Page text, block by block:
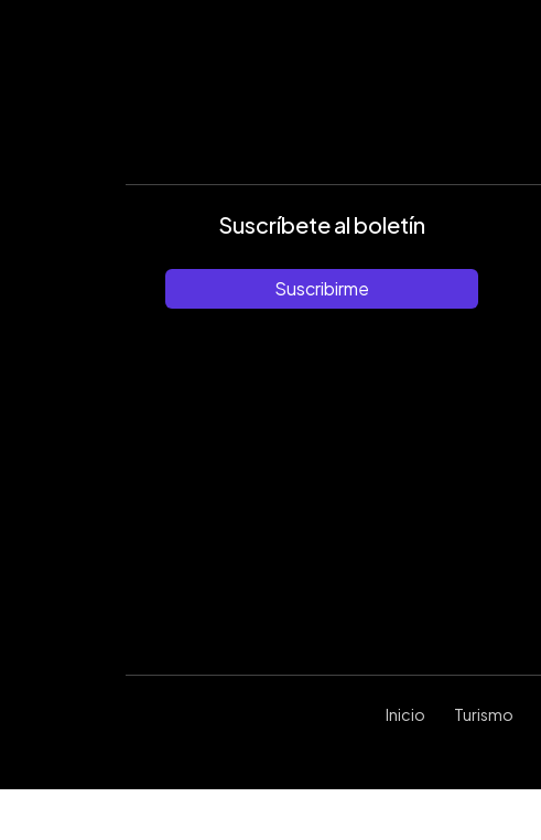
Suscríbete al boletín
Suscribirme
Inicio Turismo